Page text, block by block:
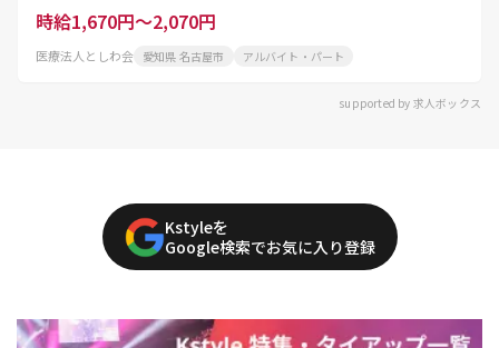
時給1,670円～2,070円
医療法人としわ会 愛知県 名古屋市 アルバイト・パート
supported by 求人ボックス
Kstyleを
Google検索でお気に入り登録